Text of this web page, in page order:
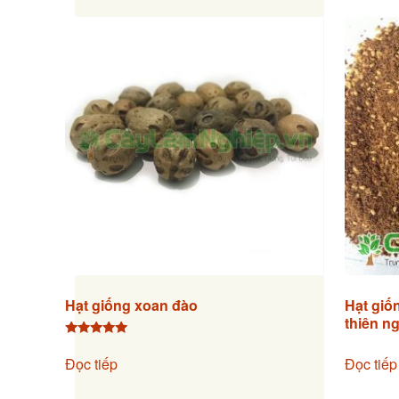
Hạt giống xoan đào
hạng
5.00
Đọc tiếp
Hạt
thiên
Đọc tiếp